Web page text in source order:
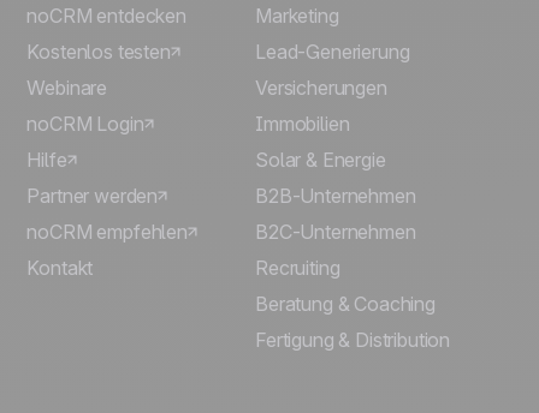
noCRM entdecken
Kostenlos testen
Webinare
noCRM Login
Hilfe
Partner werden
noCRM empfehlen
Kontakt
Marketing
Lead-Generierung
Versicherungen
Immobilien
Solar & Energie
B2B-Unternehmen
B2C-Unternehmen
Recruiting
Beratung & Coaching
Fertigung & Distribution